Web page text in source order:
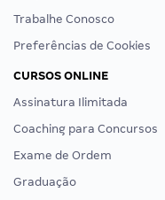
Trabalhe Conosco
Preferências de Cookies
CURSOS ONLINE
Assinatura Ilimitada
Coaching para Concursos
Exame de Ordem
Graduação